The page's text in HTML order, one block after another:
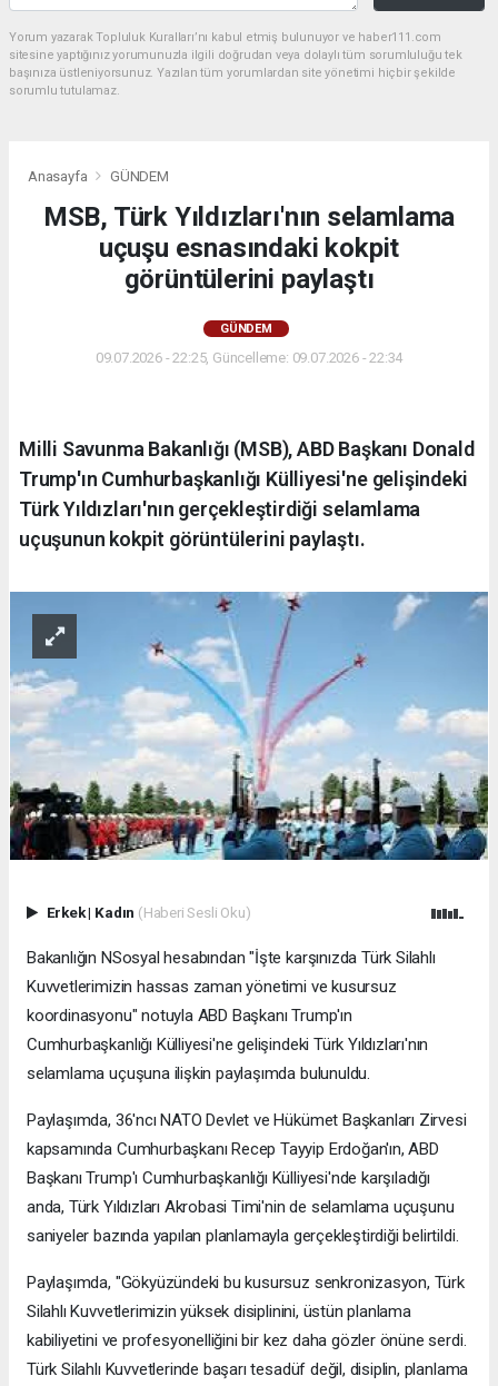
Yorum yazarak Topluluk Kuralları’nı kabul etmiş bulunuyor ve haber111.com
sitesine yaptığınız yorumunuzla ilgili doğrudan veya dolaylı tüm sorumluluğu tek
başınıza üstleniyorsunuz. Yazılan tüm yorumlardan site yönetimi hiçbir şekilde
sorumlu tutulamaz.
Anasayfa GÜNDEM
MSB, Türk Yıldızları'nın selamlama
uçuşu esnasındaki kokpit
görüntülerini paylaştı
GÜNDEM
09.07.2026 - 22:25, Güncelleme: 09.07.2026 - 22:34
Milli Savunma Bakanlığı (MSB), ABD Başkanı Donald
Trump'ın Cumhurbaşkanlığı Külliyesi'ne gelişindeki
Türk Yıldızları'nın gerçekleştirdiği selamlama
uçuşunun kokpit görüntülerini paylaştı.
Erkek| Kadın (Haberi Sesli Oku)
Bakanlığın NSosyal hesabından "İşte karşınızda Türk Silahlı
Kuvvetlerimizin hassas zaman yönetimi ve kusursuz
koordinasyonu" notuyla ABD Başkanı Trump'ın
Cumhurbaşkanlığı Külliyesi'ne gelişindeki Türk Yıldızları'nın
selamlama uçuşuna ilişkin paylaşımda bulunuldu.
Paylaşımda, 36'ncı NATO Devlet ve Hükümet Başkanları Zirvesi
kapsamında Cumhurbaşkanı Recep Tayyip Erdoğan'ın, ABD
Başkanı Trump'ı Cumhurbaşkanlığı Külliyesi'nde karşıladığı
anda, Türk Yıldızları Akrobasi Timi'nin de selamlama uçuşunu
saniyeler bazında yapılan planlamayla gerçekleştirdiği belirtildi.
Paylaşımda, "Gökyüzündeki bu kusursuz senkronizasyon, Türk
Silahlı Kuvvetlerimizin yüksek disiplinini, üstün planlama
kabiliyetini ve profesyonelliğini bir kez daha gözler önüne serdi.
Türk Silahlı Kuvvetlerinde başarı tesadüf değil, disiplin, planlama